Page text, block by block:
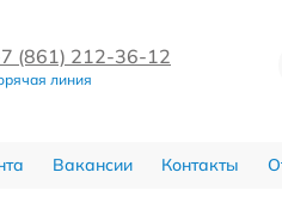
(861) 212-36-12
линия
Вакансии Контакты